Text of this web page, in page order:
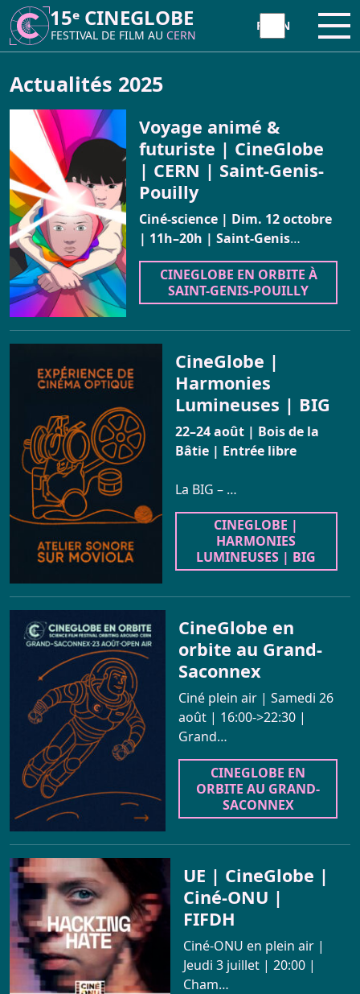
15ᵉ CINEGLOBE
FESTIVAL DE FILM AUCERN
Actualités 2025
Voyage animé &
futuriste | CineGlobe
| CERN | Saint-Genis-
Pouilly
Ciné-science | Dim. 12 octobre
| 11h–20h | Saint-Genis…
CINEGLOBE EN ORBITE À
SAINT-GENIS-POUILLY
CineGlobe |
Harmonies
Lumineuses | BIG
22–24 août | Bois de la
Bâtie | Entrée libre
La BIG – …
CINEGLOBE |
HARMONIES
LUMINEUSES | BIG
CineGlobe en
orbite au Grand-
Saconnex
Ciné plein air | Samedi 26
août | 16:00->22:30 |
Grand…
CINEGLOBE EN
ORBITE AU GRAND-
SACONNEX
UE | CineGlobe |
Ciné-ONU |
FIFDH
Ciné-ONU en plein air |
Jeudi 3 juillet | 20:00 |
Cham…
15ᵉ CINEGLOBE
FESTIVAL DE FILM AUCERN
À PROPOS
CineGlobe ?
Partenaires
Newsletter
Contact
INITIATIVE
Atelier Animation Moviola
Atelier Tetra Pak Camera
Cinema Caravane
Minima Cinema
FESTIVAL
Programme 2026
CineGlobe 2026 – Photo Album
Retour sur la 15ème édition
Infos Pratiques
Réservation
ARCHIVES
Actualités
Répertoire